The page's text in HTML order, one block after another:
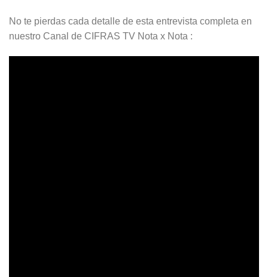
No te pierdas cada detalle de esta entrevista completa en
nuestro Canal de CIFRAS TV Nota x Nota :